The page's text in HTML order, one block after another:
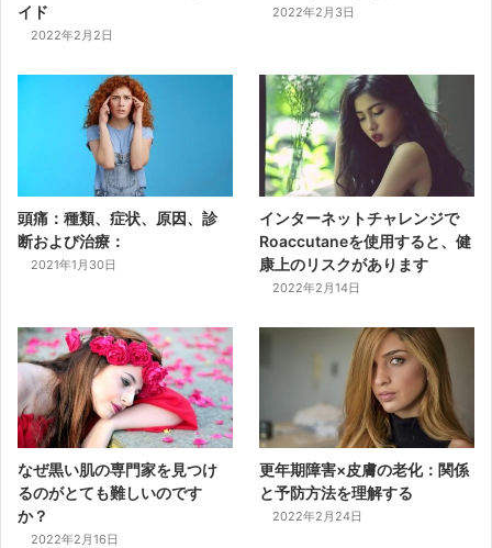
イド
2022年2月2日
2022年2月3日
頭痛：種類、症状、原因、診
断および治療：
2021年1月30日
インターネットチャレンジで
Roaccutaneを使用すると、健
康上のリスクがあります
2022年2月14日
なぜ黒い肌の専門家を見つけ
るのがとても難しいのです
か？
2022年2月16日
更年期障害×皮膚の老化：関係
と予防方法を理解する
2022年2月24日